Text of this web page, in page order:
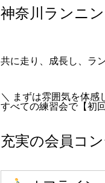
神奈川ランニ
共に走り、成長し、ラ
＼ まずは雰囲気を体感
すべての練習会で【初
充実の会員コ